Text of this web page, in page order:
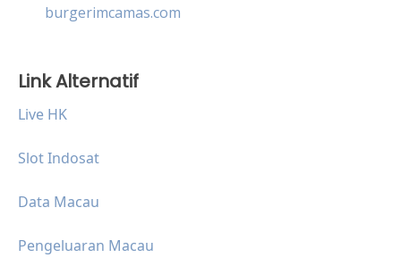
burgerimcamas.com
Link Alternatif
Live HK
Slot Indosat
Data Macau
Pengeluaran Macau